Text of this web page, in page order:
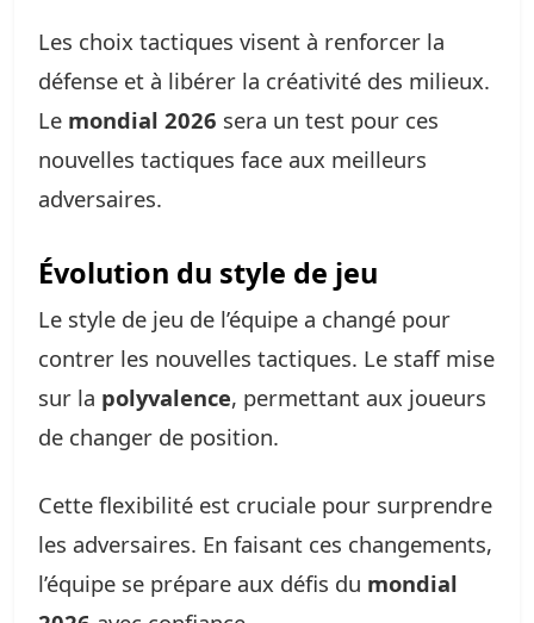
Les choix tactiques visent à renforcer la
défense et à libérer la créativité des milieux.
Le mondial 2026 sera un test pour ces
nouvelles tactiques face aux meilleurs
adversaires.
Évolution du style de jeu
Le style de jeu de l’équipe a changé pour
contrer les nouvelles tactiques. Le staff mise
sur la polyvalence, permettant aux joueurs
de changer de position.
Cette flexibilité est cruciale pour surprendre
les adversaires. En faisant ces changements,
l’équipe se prépare aux défis du mondial